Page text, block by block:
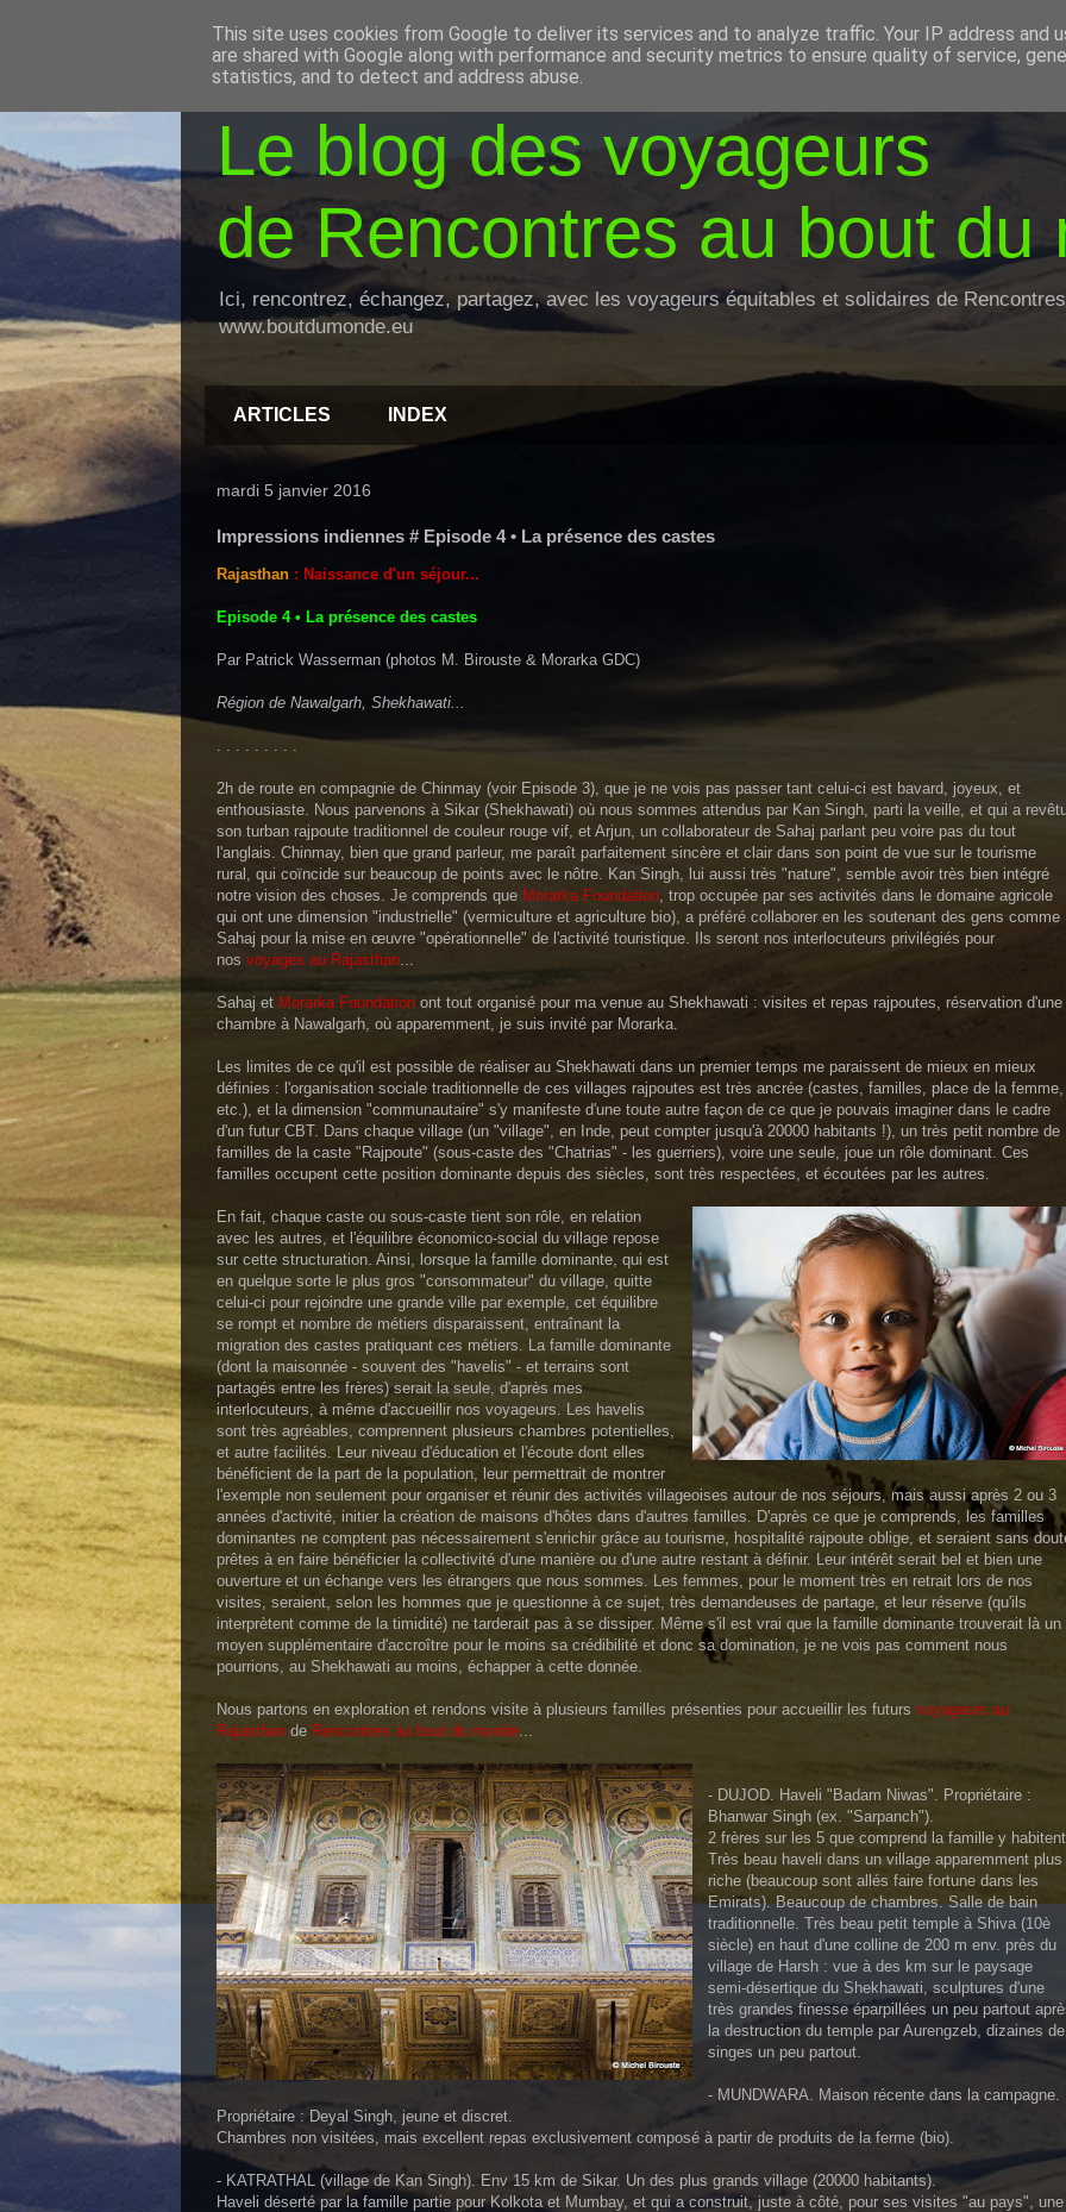
Le blog des voyageurs
de Rencontres au bout du
Ici, rencontrez, échangez, partagez, avec les voyageurs équitables et solidaires de
www.boutdumonde.eu
ARTICLES INDEX
mardi 5 janvier 2016
Impressions indiennes # Episode 4 • La présence des castes
Rajasthan : Naissance d'un séjour...
Episode 4 • La présence des castes
Par Patrick Wasserman (photos M. Birouste & Morarka GDC)
Région de Nawalgarh, Shekhawati...
. . . . . . . . .
2h de route en compagnie de Chinmay (voir Episode 3), que je ne vois pas passer tant celui-ci est bavard, joyeux, et
enthousiaste. Nous parvenons à Sikar (Shekhawati) où nous sommes attendus par Kan Singh, parti la veille, et qui a
son turban rajpoute traditionnel de couleur rouge vif, et Arjun, un collaborateur de Sahaj parlant peu voire pas du tout
l'anglais. Chinmay, bien que grand parleur, me paraît parfaitement sincère et clair dans son point de vue sur le tourisme
rural, qui coïncide sur beaucoup de points avec le nôtre. Kan Singh, lui aussi très "nature", semble avoir très bien intégré
notre vision des choses. Je comprends que Morarka Foundation, trop occupée par ses activités dans le domaine agricole
qui ont une dimension "industrielle" (vermiculture et agriculture bio), a préféré collaborer en les soutenant des gens comme
Sahaj pour la mise en œuvre "opérationnelle" de l'activité touristique. Ils seront nos interlocuteurs privilégiés pour
nos voyages au Rajasthan...
Sahaj et Morarka Foundation ont tout organisé pour ma venue au Shekhawati : visites et repas rajpoutes, réservation d'une
chambre à Nawalgarh, où apparemment, je suis invité par Morarka.
Les limites de ce qu'il est possible de réaliser au Shekhawati dans un premier temps me paraissent de mieux en mieux
définies : l'organisation sociale traditionnelle de ces villages rajpoutes est très ancrée (castes, familles, place de la femme,
etc.), et la dimension "communautaire" s'y manifeste d'une toute autre façon de ce que je pouvais imaginer dans le cadre
d'un futur CBT. Dans chaque village (un "village", en Inde, peut compter jusqu'à 20000 habitants !), un très petit nombre de
familles de la caste "Rajpoute" (sous-caste des "Chatrias" - les guerriers), voire une seule, joue un rôle dominant. Ces
familles occupent cette position dominante depuis des siècles, sont très respectées, et écoutées par les autres.
En fait, chaque caste ou sous-caste tient son rôle, en relation
avec les autres, et l'équilibre économico-social du village repose
sur cette structuration. Ainsi, lorsque la famille dominante, qui est
en quelque sorte le plus gros "consommateur" du village, quitte
celui-ci pour rejoindre une grande ville par exemple, cet équilibre
se rompt et nombre de métiers disparaissent, entraînant la
migration des castes pratiquant ces métiers. La famille dominante
(dont la maisonnée - souvent des "havelis" - et terrains sont
partagés entre les frères) serait la seule, d'après mes
interlocuteurs, à même d'accueillir nos voyageurs. Les havelis
sont très agréables, comprennent plusieurs chambres potentielles,
et autre facilités. Leur niveau d'éducation et l'écoute dont elles
bénéficient de la part de la population, leur permettrait de montrer
l'exemple non seulement pour organiser et réunir des activités villageoises autour de nos séjours, mais aussi après 2 ou 3
années d'activité, initier la création de maisons d'hôtes dans d'autres familles. D'après ce que je comprends, les familles
dominantes ne comptent pas nécessairement s'enrichir grâce au tourisme, hospitalité rajpoute oblige, et seraient sans
prêtes à en faire bénéficier la collectivité d'une manière ou d'une autre restant à définir. Leur intérêt serait bel et bien une
ouverture et un échange vers les étrangers que nous sommes. Les femmes, pour le moment très en retrait lors de nos
visites, seraient, selon les hommes que je questionne à ce sujet, très demandeuses de partage, et leur réserve (qu'ils
interprètent comme de la timidité) ne tarderait pas à se dissiper. Même s'il est vrai que la famille dominante trouverait là un
moyen supplémentaire d'accroître pour le moins sa crédibilité et donc sa domination, je ne vois pas comment nous
pourrions, au Shekhawati au moins, échapper à cette donnée.
Nous partons en exploration et rendons visite à plusieurs familles présenties pour accueillir les futurs voyageurs au
Rajasthan de Rencontres au bout du monde...
- DUJOD. Haveli "Badam Niwas". Propriétaire :
Bhanwar Singh (ex. "Sarpanch").
2 frères sur les 5 que comprend la famille y
Très beau haveli dans un village apparemment plus
riche (beaucoup sont allés faire fortune dans les
Emirats). Beaucoup de chambres. Salle de bain
traditionnelle. Très beau petit temple à Shiva (10è
siècle) en haut d'une colline de 200 m env. près du
village de Harsh : vue à des km sur le paysage
semi-désertique du Shekhawati, sculptures d'une
très grandes finesse éparpillées un peu partout
la destruction du temple par Aurengzeb, dizaines de
singes un peu partout.
- MUNDWARA. Maison récente dans la campagne.
Propriétaire : Deyal Singh, jeune et discret.
Chambres non visitées, mais excellent repas exclusivement composé à partir de produits de la ferme (bio).
- KATRATHAL (village de Kan Singh). Env 15 km de Sikar. Un des plus grands village (20000 habitants).
Haveli déserté par la famille partie pour Kolkota et Mumbay, et qui a construit, juste à côté, pour ses visites "au pays", une
This site uses cookies from Google to deliver its services and to analyze traffic. Your IP address and
are shared with Google along with performance and security metrics to ensure quality of service,
statistics, and to detect and address abuse.